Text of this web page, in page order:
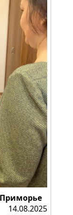
Приморье
14.08.2025